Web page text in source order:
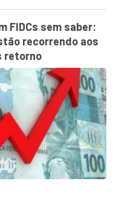
FIDCs sem saber:
recorrendo aos
retorno